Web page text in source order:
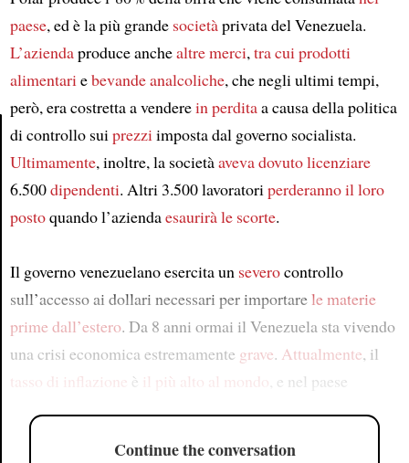
Article
paese, ed è la più grande societàprivata del Venezuela.
L’aziendaproduce anchealtre merci,tra cuiprodotti
alimentariebevande analcoliche, che negli ultimi tempi,
però, era costretta a venderein perditaa causa della politica
di controllo suiprezziimposta dal governo socialista.
Ultimamente, inoltre, la societàaveva dovuto licenziare
6.500dipendenti. Altri 3.500 lavoratoriperderanno il loro
postoquando l’aziendaesaurirà le scorte.
Il governo venezuelano esercita un severocontrollo
sull’accesso ai dollari necessari per importarele materie
primedall’estero. Da 8 anni ormai il Venezuela sta vivendo
una crisi economica estremamente grave. Attualmente, il
tasso di inflazione è il più alto al mondo , e nel paese
Continue the conversation